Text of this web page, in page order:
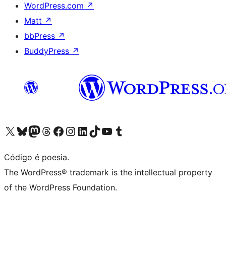
WordPress.com ↗
Matt ↗
bbPress ↗
BuddyPress ↗
Visite a nossa conta X (antigo Twitter)
Visit our Bluesky account
Visit our Mastodon account
Visit our Threads account
Visite a nossa página do Facebook
Visite a nossa conta no Instagram
Visite a nossa conta no LinkedIn
Visit our TikTok account
Visit our YouTube channel
Visit our Tumblr account
Código é poesia.
The WordPress® trademark is the intellectual property
of the WordPress Foundation.